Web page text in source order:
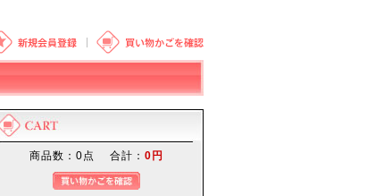
商品数：0点 合計： 0円